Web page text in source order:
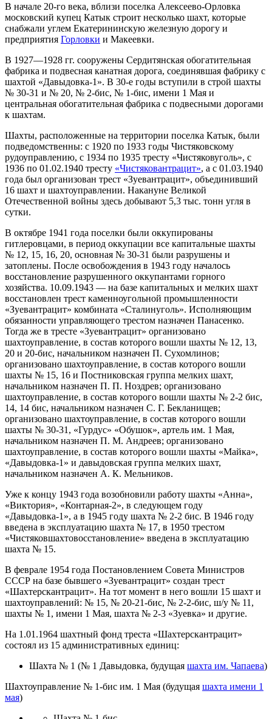
В начале 20-го века, вблизи поселка Алексеево-Орловка
московский купец Катык строит несколько шахт, которые
снабжали углем Екатерининскую железную дорогу и
предприятия Горловки и Макеевки.
В 1927—1928 гг. сооружены Сердитянская обогатительная
фабрика и подвесная канатная дорога, соединявшая фабрику с
шахтой «Давыдовка-1». В 30-е годы вступили в строй шахты
№ 30-31 и № 20, № 2-бис, № 1-бис, имени 1 Мая и
центральная обогатительная фабрика с подвесными дорогами
к шахтам.
Шахты, расположенные на территории поселка Катык, были
подведомственны: с 1920 по 1933 годы Чистяковскому
рудоуправлению, с 1934 по 1935 тресту «Чистяковуголь», с
1936 по 01.02.1940 тресту «Чистяковантрацит», а с 01.03.1940
года был организован трест «Зуевантрацит», объединивший
16 шахт и шахтоуправлении. Накануне Великой
Отечественной войны здесь добывают 5,3 тыс. тонн угля в
сутки.
В октябре 1941 года поселки были оккупированы
гитлеровцами, в период оккупации все капитальные шахты
№ 12, 15, 16, 20, основная № 30-31 были разрушены и
затоплены. После освобождения в 1943 году началось
восстановление разрушенного оккупантами горного
хозяйства. 10.09.1943 — на базе капитальных и мелких шахт
восстановлен трест каменноугольной промышленности
«Зуевантрацит» комбината «Сталинуголь». Исполняющим
обязанности управляющего трестом назначен Панасенко.
Тогда же в тресте «Зуевантрацит» организовано
шахтоуправление, в состав которого вошли шахты № 12, 13,
20 и 20-бис, начальником назначен П. Сухомлинов;
организовано шахтоуправление, в состав которого вошли
шахты № 15, 16 и Постниковская группа мелких шахт,
начальником назначен П. П. Ноздрев; организовано
шахтоуправление, в состав которого вошли шахты № 2-2 бис,
14, 14 бис, начальником назначен С. Г. Бекланищев;
организовано шахтоуправление, в состав которого вошли
шахты № 30-31, «Гурдус» «Обушок», артель им. 1 Мая,
начальником назначен П. М. Андреев; организовано
шахтоуправление, в состав которого вошли шахты «Майка»,
«Давыдовка-1» и давыдовская группа мелких шахт,
начальником назначен А. К. Мельников.
Уже к концу 1943 года возобновили работу шахты «Анна»,
«Виктория», «Контарная-2», в следующем году
«Давыдовка-1», а в 1945 году шахта № 2-2 бис. В 1946 году
введена в эксплуатацию шахта № 17, в 1950 трестом
«Чистяковшахтовосстановление» введена в эксплуатацию
шахта № 15.
В феврале 1954 года Постановлением Совета Министров
СССР на базе бывшего «Зуевантрацит» создан трест
«Шахтерскантрацит». На тот момент в него вошли 15 шахт и
шахтоуправлений: № 15, № 20-21-бис, № 2-2-бис, ш/у № 11,
шахты № 1, имени 1 Мая, шахта № 2-3 «Зуевка» и другие.
На 1.01.1964 шахтный фонд треста «Шахтерскантрацит»
состоял из 15 административных единиц:
Шахта № 1 (№ 1 Давыдовка, будущая шахта им. Чапаева)
Шахтоуправление № 1-бис им. 1 Мая (будущая шахта имени 1
мая)